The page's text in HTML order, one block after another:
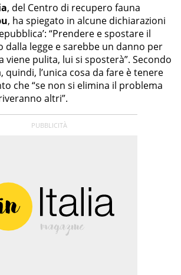
, del Centro di recupero fauna
, ha spiegato in alcune dichiarazioni
“Prendere e spostare il
dalla legge e sarebbe un danno per
viene pulita, lui si sposterà”. Secondo
quindi, l’unica cosa da fare è tenere
che “se non si elimina il problema
altri”.